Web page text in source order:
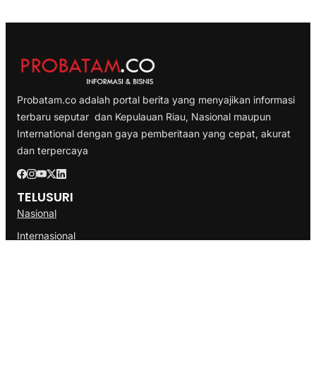
Probatam.co adalah portal berita yang menyajikan informasi
terbaru seputar dan Kepulauan Riau, Nasional maupun
International dengan gaya pemberitaan yang cepat, akurat
dan terpercaya
TELUSURI
Nasional
Internasional